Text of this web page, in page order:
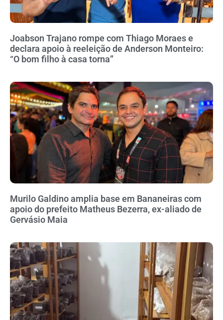
Joabson Trajano rompe com Thiago Moraes e
declara apoio à reeleição de Anderson Monteiro:
“O bom filho à casa torna”
Murilo Galdino amplia base em Bananeiras com
apoio do prefeito Matheus Bezerra, ex-aliado de
Gervásio Maia